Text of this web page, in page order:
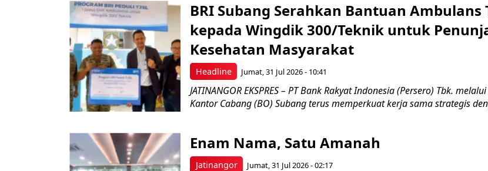
Headline
BRI Subang Serahkan Bantuan Ambulans
kepada Wingdik 300/Teknik untuk
Kesehatan Masyarakat ​
Jumat, 31 Jul 2026 - 10:41
JATINANGOR EKSPRES – PT Bank Rakyat Indonesia (Persero) Tbk. melalui
Kantor Cabang (BO) Subang terus memperkuat kerja sama strategis
Jatinangor
Enam Nama, Satu Amanah
Jumat, 31 Jul 2026 - 02:17